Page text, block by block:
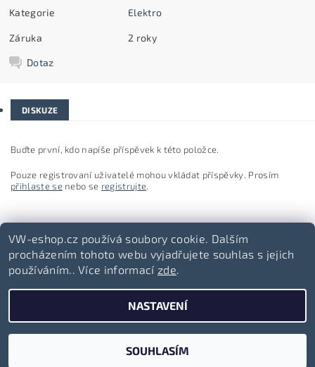
Kategorie Elektro
Záruka 2 roky
Dotaz
DISKUZE
Buďte první, kdo napíše příspěvek k této položce.
Pouze registrovaní uživatelé mohou vkládat příspěvky. Prosím
přihlaste senebo se registrujte.
Volkswagen-lifestyle.cz
2026 ©VW-eshop.cz, všechna práva vyhrazena
Vytvořil Shoptet
VW-eshop.cz používá soubory cookie. Dalším
procházením tohoto webu vyjadřujete souhlas s jejich
používáním.. Více informací zde.
NASTAVENÍ
SOUHLASÍM